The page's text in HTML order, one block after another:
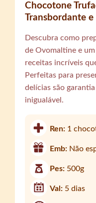
Chocotone
Transbordante
Descubra como
de Ovomaltine e
receitas incríveis
Perfeitas para
delícias são
inigualável.
Ren: 1
Emb: Não
Pes: 500g
Val: 5 dias